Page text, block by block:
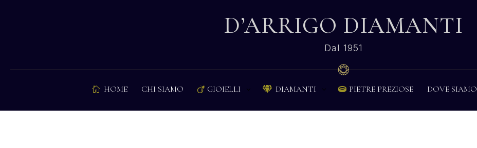
D’ARRIGO DIAMANTI
Dal 1951
 HOME CHI SIAMO  GIOIELLI  DIAMANTI  PIETRE PREZIOSE DOVE SIAMO